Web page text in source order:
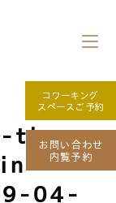
the-
04-
コワーキング
スペースご予約
お問い合わせ
内覧予約